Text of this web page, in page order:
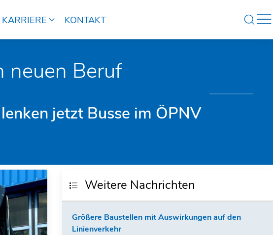
KARRIERE KONTAKT
neuen Beruf
jetzt Busse im ÖPNV
Weitere Nachrichten
Größere Baustellen mit Auswirkungen auf den
Linienverkehr